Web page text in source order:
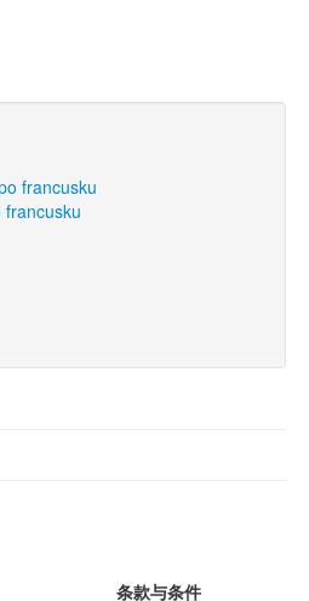
francusku
francusku
条款与条件